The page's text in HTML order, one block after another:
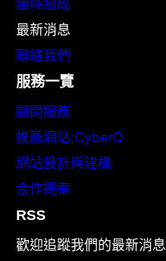
團隊組成
最新消息
聯絡我們
服務一覽
顧問服務
推薦網站:CyberQ
網站設計與建構
合作提案
RSS
歡迎追蹤我們的最新消息